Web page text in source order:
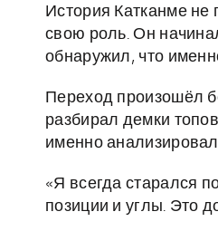
История Катканме
свою роль. Он
обнаружил, что
Переход произошёл
разбирал демки
именно
«Я всегда старался
позиции и углы. Это